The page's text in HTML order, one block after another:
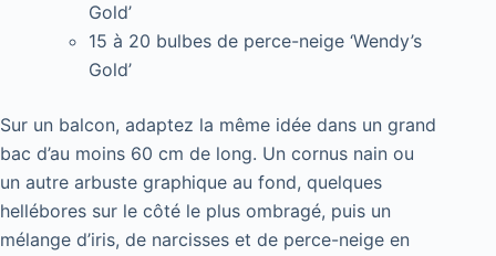
Gold’
15 à 20 bulbes de perce-neige ‘Wendy’s
Gold’
Sur un balcon, adaptez la même idée dans un grand
bac d’au moins 60 cm de long. Un cornus nain ou
un autre arbuste graphique au fond, quelques
hellébores sur le côté le plus ombragé, puis un
mélange d’iris, de narcisses et de perce-neige en